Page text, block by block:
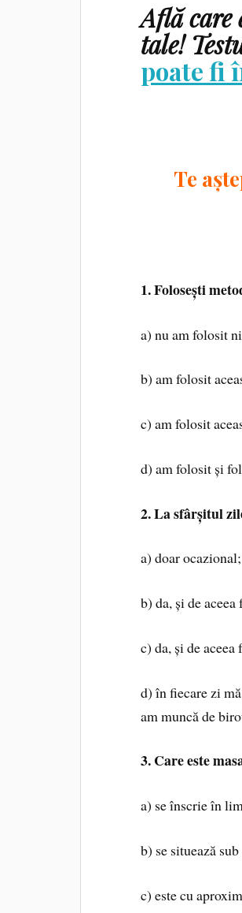
Află care
tale!
poate fi
Te
1. Folosești
a) nu am folosit
b) am folosit
c) am folosit
d) am folosit și
2. La sfârșitul
a) doar ocazional;
b) da, și de
c) da, și de
d) în fiecare zi
am muncă de
3. Care este
a) se înscrie în
b) se situează
c) este cu